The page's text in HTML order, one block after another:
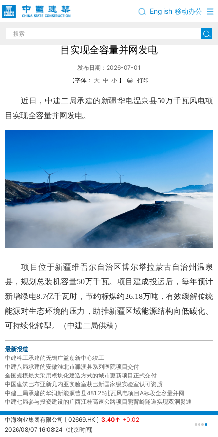
移动办公
English
中建二局承建的新疆华电温泉县50万千瓦风电项
目实现全容量并网发电
发布日期：2026-07-01
【字体： 大 中 小 】 打印
近日，中建二局承建的新疆华电温泉县50万千瓦风电项
目实现全容量并网发电。
项目位于新疆维吾尔自治区博尔塔拉蒙古自治州温泉
县，规划总装机容量50万千瓦。项目建成投运后，每年预计
新增绿电8.7亿千瓦时，节约标煤约26.18万吨，有效缓解传统
能源对生态环境的压力，助推新疆区域能源结构向低碳化、
可持续化转型。（中建二局供稿）
最新报道
中建科工承建的无锡广益创新中心竣工
中建八局承建的安徽淮北市濉溪县系列医院项目交付
全国规模最大采用模块化建造方式的城市更新项目正式交付
中国建筑巴布亚新几内亚实验室获巴新国家级实验室认可资质
中建三局承建的华润新能源曹县481.25兆瓦风电项目A标段全容量并网
中建七局参与投资建设的广西江桂高速公路项目熊背岭隧道实现双洞贯通
中海物业集团有限公司 [ 02669.HK ] 3.40↑ +0.02
2026/08/07 16:08:24 (北京时间)